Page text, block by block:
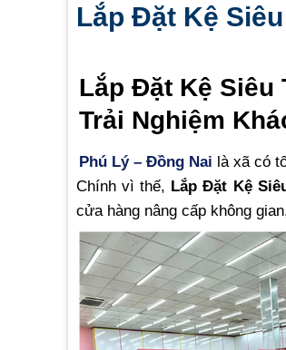
Lắp Đặt Kệ
Lắp Đặt Kệ Siêu
Trải Nghiệm
Phú Lý – Đồng Nai là xã có
Chính vì thế, Lắp Đặt Kệ
cửa hàng nâng cấp không